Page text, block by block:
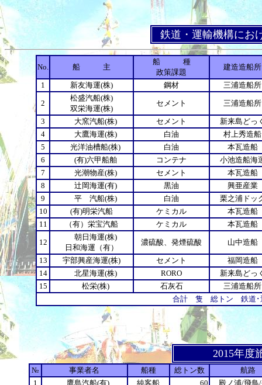
鉄道・運輸機構にお
No. 船 主
船 種
政策課題
建造造船所
1 新友海運(株) 鋼材 三浦造船所
2
松盛汽船(株)
双栄海運(株)
セメント 三浦造船所
3 大窯汽船(株) セメント
新来島どっ
4
大鷹海運(株) 白油
村上秀造船
5
光洋油槽船(株) 白油
本瓦造船
6
(有)六甲船舶 コンテナ
小池造船海
7
光潮物産(株) セメント
本瓦造船
8
辻岡海運(有) 黒油
興亜産業
9
平 汽船(株) 白油
栗之浦ドッ
10
(有)明栄汽船 ケミカル
本瓦造船
11
（有）栄宝汽船 ケミカル 本瓦造船
12
朝日海運(株)
日和海運（有）
濃硫酸、発煙硫酸 山中造船
13 宇部興産海運(株) セメント
福岡造船
14
北星海運(株) RORO
新来島どっ
15
松栄(株) 石灰石
三浦造船所
合計 隻 総トン 鉄道･
2015年度
№ 事業者名 船種 総トン数
航路
1
鷹島汽船(有) 純客船 60
殿ノ浦/飛鳥